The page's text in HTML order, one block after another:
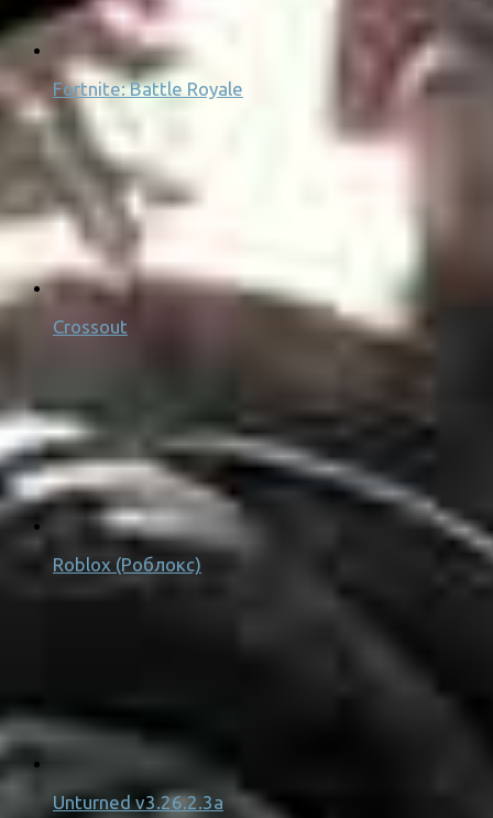
Fortnite: Battle Royale
Crossout
Roblox (Роблокс)
Unturned v3.26.2.3a